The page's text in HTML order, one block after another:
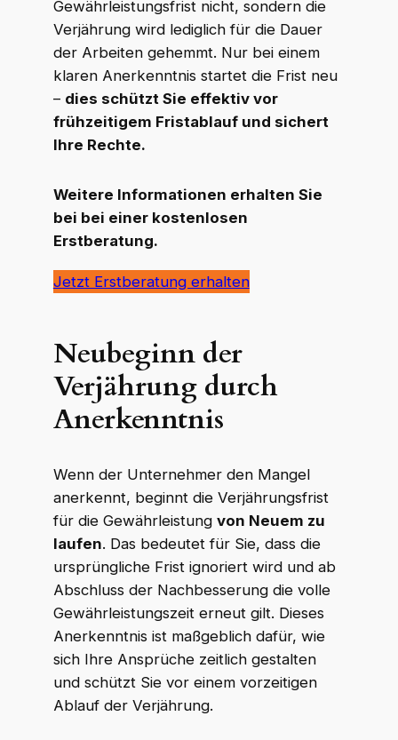
K R WKR Rechtsanwälte
Online · echte Anwälte, kein Callcenter
Gewährleistungsfrist nicht, sondern die
Verjährung wird lediglich für die Dauer
der Arbeiten gehemmt. Nur bei einem
klaren Anerkenntnis startet die Frist neu
– dies schützt Sie effektiv vor
frühzeitigem Fristablauf und sichert
Ihre Rechte.
Weitere Informationen erhalten Sie
bei bei einer kostenlosen
Erstberatung.
Jetzt Erstberatung erhalten
Neubeginn der
Verjährung durch
Anerkenntnis
Wenn der Unternehmer den Mangel
anerkennt, beginnt die Verjährungsfrist
für die Gewährleistung von Neuem zu
laufen. Das bedeutet für Sie, dass die
ursprüngliche Frist ignoriert wird und ab
Abschluss der Nachbesserung die volle
Gewährleistungszeit erneut gilt. Dieses
Anerkenntnis ist maßgeblich dafür, wie
sich Ihre Ansprüche zeitlich gestalten
und schützt Sie vor einem vorzeitigen
Ablauf der Verjährung.